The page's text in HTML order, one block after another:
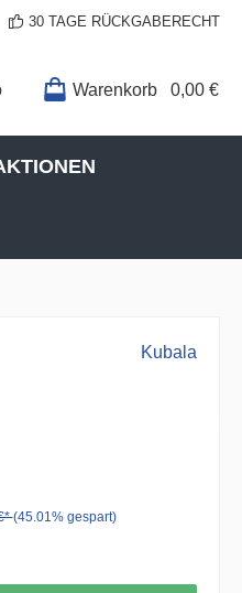
30 TAGE RÜCKGABERECHT
Warenkorb 0,00 €
Kubala
(45.01% gespart)